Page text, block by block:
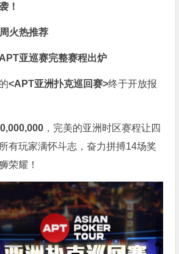
！
火热推荐
APT亚巡赛完整赛程出炉
<APT亚洲扑克巡回赛>终于开放报
，完美的亚洲时区赛程让四
有玩家满怀斗志，奋力拼搏14场奖
荣耀！